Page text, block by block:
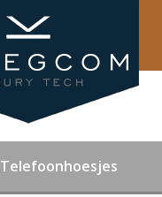
Telefoonhoesjes